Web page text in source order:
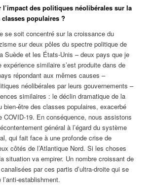
l’impact des politiques néolibérales sur la
populaires ?
se soit concentré sur la croissance du
sur deux pôles du spectre politique de
Suède et les États-Unis – deux pays que je
expérience similaire s’est produite dans de
répondant aux mêmes causes –
néolibérales par leurs gouvernements –
similaires : le déclin dramatique de la
bien-être des classes populaires, exacerbé
COVID-19. En conséquence, nous assistons
général à l’égard du système
qui fait face à une profonde crise de
côtés de l’Atlantique Nord. Si les choses
situation va empirer. Un nombre croissant de
par ces partis d’ultra-droite qui se
establishment.